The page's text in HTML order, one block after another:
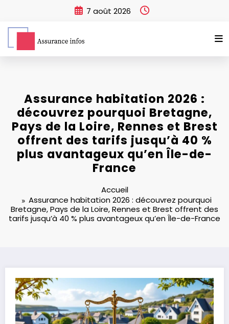
7 août 2026
Assurance habitation 2026 :
découvrez pourquoi Bretagne,
Pays de la Loire, Rennes et Brest
offrent des tarifs jusqu’à 40 %
plus avantageux qu’en Île-de-
France
Accueil
Assurance habitation 2026 : découvrez pourquoi
Bretagne, Pays de la Loire, Rennes et Brest offrent des
tarifs jusqu’à 40 % plus avantageux qu’en Île-de-France